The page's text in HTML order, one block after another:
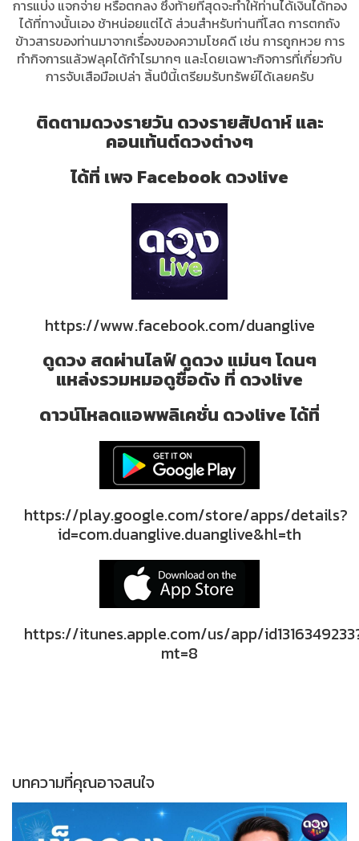
การแบ่ง แจกจ่าย หรือตกลง ซึ่งท้ายที่สุดจะทำให้ท่านได้เงินได้ทอง
ได้ที่ทางนั้นเอง ช้าหน่อยแต่ได้ ส่วนสำหรับท่านที่โสด การตกถัง
ข้าวสารของท่านมาจากเรื่องของความโชคดี เช่น การถูกหวย การ
ทำกิจการแล้วฟลุคได้กำไรมากๆ และโดยเฉพาะกิจการที่เกี่ยวกับ
การจับเสือมือเปล่า สิ้นปีนี้เตรียมรับทรัพย์ได้เลยครับ
ติดตามดวงรายวัน ดวงรายสัปดาห์ และ
คอนเท้นต์ดวงต่างๆ
ได้ที่ เพจ Facebook ดวงlive
https://www.facebook.com/duanglive
ดูดวง สดผ่านไลฟ์ ดูดวง แม่นๆ โดนๆ
แหล่งรวมหมอดูชื่อดัง ที่ ดวงlive
ดาวน์โหลดแอพพลิเคชั่น ดวงlive ได้ที่
https://play.google.com/store/apps/details?
id=com.duanglive.duanglive&hl=th
https://itunes.apple.com/us/app/
mt=8
บทความที่คุณอาจสนใจ